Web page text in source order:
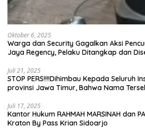
Oktober 6, 2025
Warga dan Security Gagalkan Aksi
Jaya Regency, Pelaku Ditangkap dan
Juli 21, 2025
STOP PERS!!!!Dihimbau Kepada Seluruh
provinsi Jawa Timur, Bahwa Nama
Juli 17, 2025
Kantor Hukum RAHMAH MARSINAH dan
Kraton By Pass Krian Sidoarjo